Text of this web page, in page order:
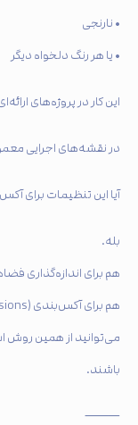
• نارنجی
• یا هر رنگ دلخواه دیگر
این کار در پروژه‌های
در نقشه‌های اجرایی
آیا این تنظیمات برای
بله.
هم برای اندازه‌گذاری
هم برای آکس‌بندی (Grid Dimensions)،
می‌توانید از همین روش
باشند.
⸻